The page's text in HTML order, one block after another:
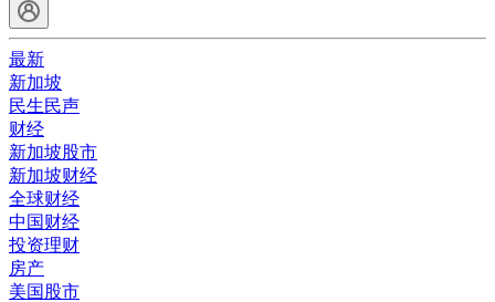
最新
新加坡
民生民声
财经
新加坡股市
新加坡财经
全球财经
中国财经
投资理财
房产
美国股市